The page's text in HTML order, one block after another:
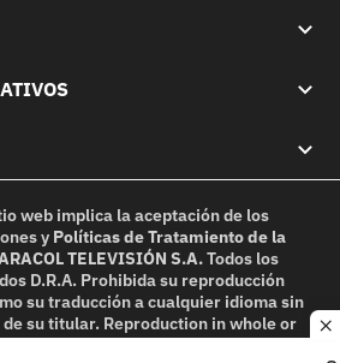
web implica la aceptación de los
y Políticas de Tratamiento de la
TELEVISIÓN S.A.Todos los
D.R.A. Prohibida su reproducción
su traducción a cualquier idioma sin
su titular. Reproduction in whole or